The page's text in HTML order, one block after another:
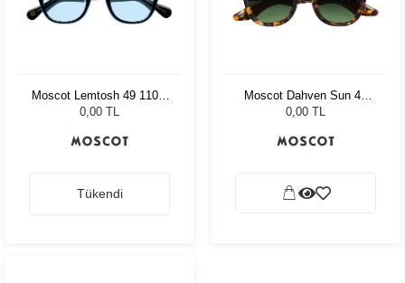
Moscot Lemtosh 49 110 Ii
Blue Bel Air Blue
0,00 TL
Tükendi
Moscot Dahven Sun 47
Tortoise Forest Wood
0,00 TL